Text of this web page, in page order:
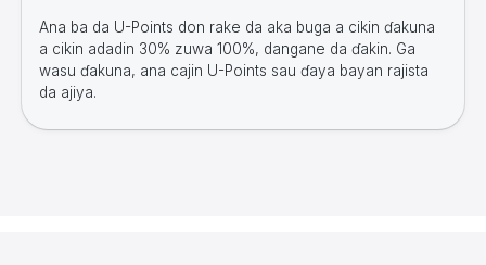
Ana ba da U-Points don rake da aka buga a cikin ɗakuna
a cikin adadin 30% zuwa 100%, dangane da ɗakin. Ga
wasu ɗakuna, ana cajin U-Points sau ɗaya bayan rajista
da ajiya.